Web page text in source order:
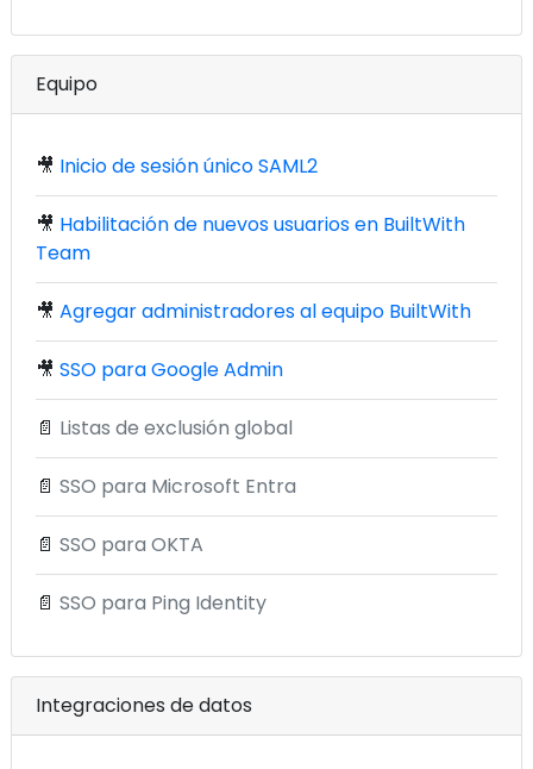
Equipo
🎥 Inicio de sesión único SAML2
🎥 Habilitación de nuevos usuarios en BuiltWith
Team
🎥 Agregar administradores al equipo BuiltWith
🎥 SSO para Google Admin
📄 Listas de exclusión global
📄 SSO para Microsoft Entra
📄 SSO para OKTA
📄 SSO para Ping Identity
Integraciones de datos